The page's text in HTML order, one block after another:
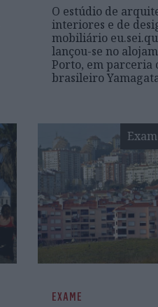
O estúdio de
interiores e de
mobiliário
lançou-se no
Porto, em parceria
brasileiro
EXAME